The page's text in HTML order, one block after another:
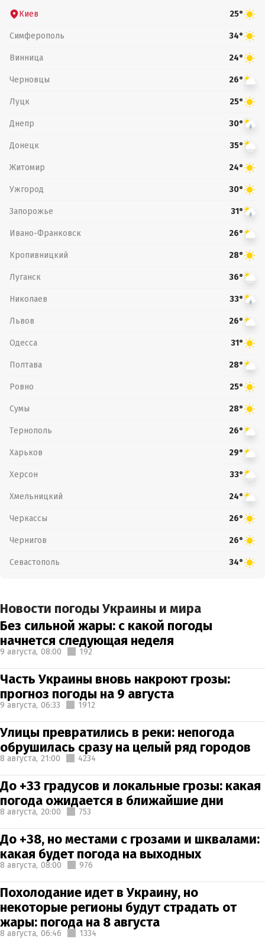
Киев 25°
Симферополь 34°
Винница 24°
Черновцы 26°
Луцк 25°
Днепр 30°
Донецк 35°
Житомир 24°
Ужгород 30°
Запорожье 31°
Ивано-Франковск 26°
Кропивницкий 28°
Луганск 36°
Николаев 33°
Львов 26°
Одесса 31°
Полтава 28°
Ровно 25°
Сумы 28°
Тернополь 26°
Харьков 29°
Херсон 33°
Хмельницкий 24°
Черкассы 26°
Чернигов 26°
Севастополь 34°
Новости погоды Украины и мира
Без сильной жары: с какой погоды
начнется следующая неделя
9 августа, 08:00 192
Часть Украины вновь накроют грозы:
прогноз погоды на 9 августа
9 августа, 06:33 1912
Улицы превратились в реки: непогода
обрушилась сразу на целый ряд городов
8 августа, 21:00 4234
До +33 градусов и локальные грозы: какая
погода ожидается в ближайшие дни
8 августа, 20:00 753
До +38, но местами с грозами и шквалами:
какая будет погода на выходных
8 августа, 08:00 976
Похолодание идет в Украину, но
некоторые регионы будут страдать от
жары: погода на 8 августа
8 августа, 06:46 1334